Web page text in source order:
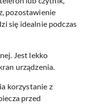
pozostawienie
się idealnie podczas
Jest lekko
urządzenia.
korzystanie z
przed